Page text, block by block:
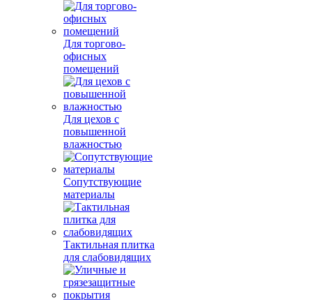
Для торгово-
офисных
помещений
Для цехов с
повышенной
влажностью
Сопутствующие
материалы
Тактильная плитка
для слабовидящих